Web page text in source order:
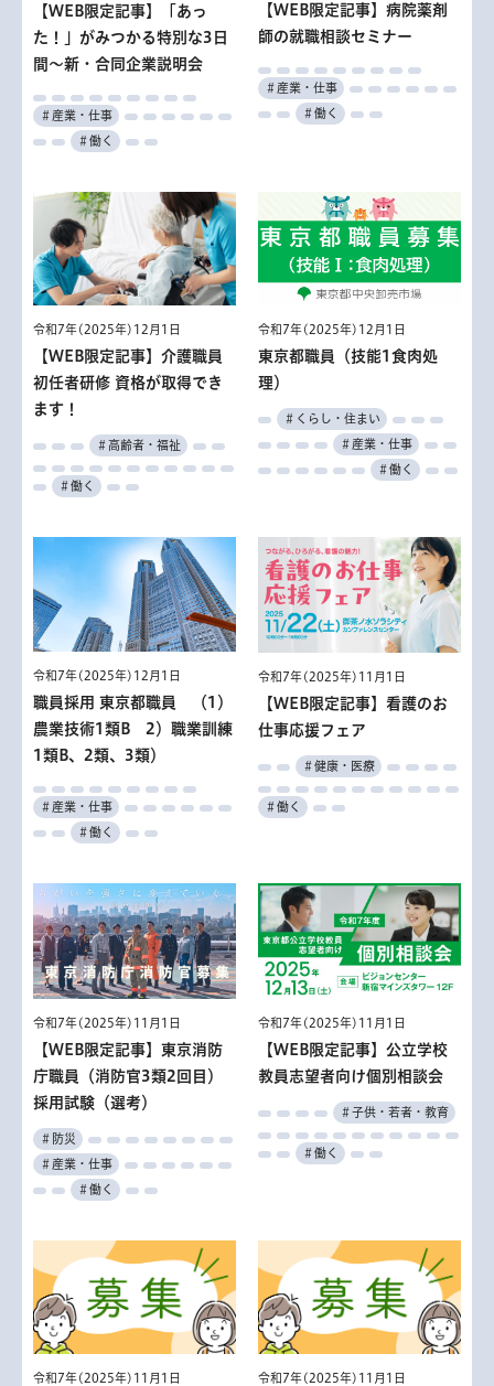
【WEB限定記事】「あっ
た！」がみつかる特別な3日
間～新・合同企業説明会
＃産業・仕事
＃働く
【WEB限定記事】病院薬剤
師の就職相談セミナー
＃産業・仕事
＃働く
令和7年(2025年)12月1日
【WEB限定記事】介護職員
初任者研修 資格が取得でき
ます！
＃高齢者・福祉
＃働く
令和7年(2025年)12月1日
東京都職員（技能1食肉処
理）
＃くらし・住まい
＃産業・仕事
＃働く
令和7年(2025年)12月1日
職員採用 東京都職員 （1）
農業技術1類B 2）職業訓練
1類B、2類、3類）
＃産業・仕事
＃働く
令和7年(2025年)11月1日
【WEB限定記事】看護のお
仕事応援フェア
＃健康・医療
＃働く
令和7年(2025年)11月1日
【WEB限定記事】東京消防
庁職員（消防官3類2回目）
採用試験（選考）
＃防災
＃産業・仕事
＃働く
令和7年(2025年)11月1日
【WEB限定記事】公立学校
教員志望者向け個別相談会
＃子供・若者・教育
＃働く
令和7年(2025年)11月1日 令和7年(2025年)11月1日